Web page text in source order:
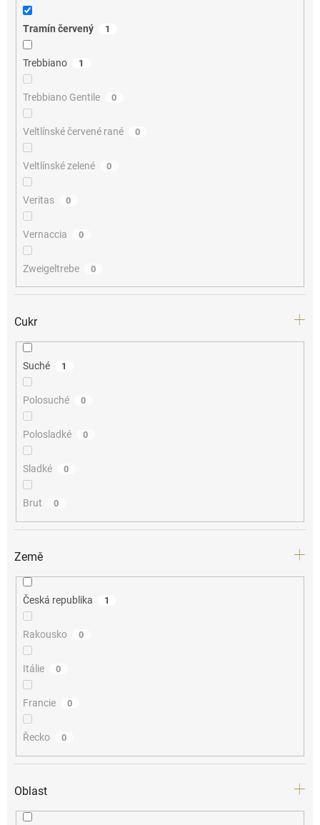
Tramín červený 1
Trebbiano 1
Trebbiano Gentile 0
Veltlínské červené rané 0
Veltlínské zelené 0
Veritas 0
Vernaccia 0
Zweigeltrebe 0
Cukr
Suché 1
Polosuché 0
Polosladké 0
Sladké 0
Brut 0
Země
Česká republika 1
Rakousko 0
Itálie 0
Francie 0
Řecko 0
Oblast